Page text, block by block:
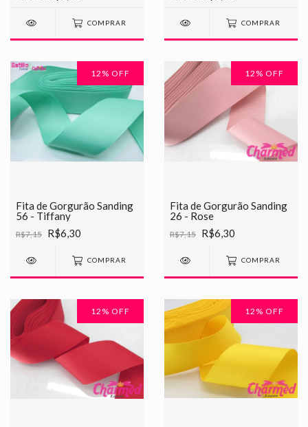
COMPRAR COMPRAR
12 % OFF
Fita de Gorgurão Sanding
56 - Tiffany
R$7,15 R$6,30
COMPRAR
12 % OFF
Fita de Gorgurão Sanding
26 - Rose
R$7,15 R$6,30
COMPRAR
12 % OFF 12 % OFF